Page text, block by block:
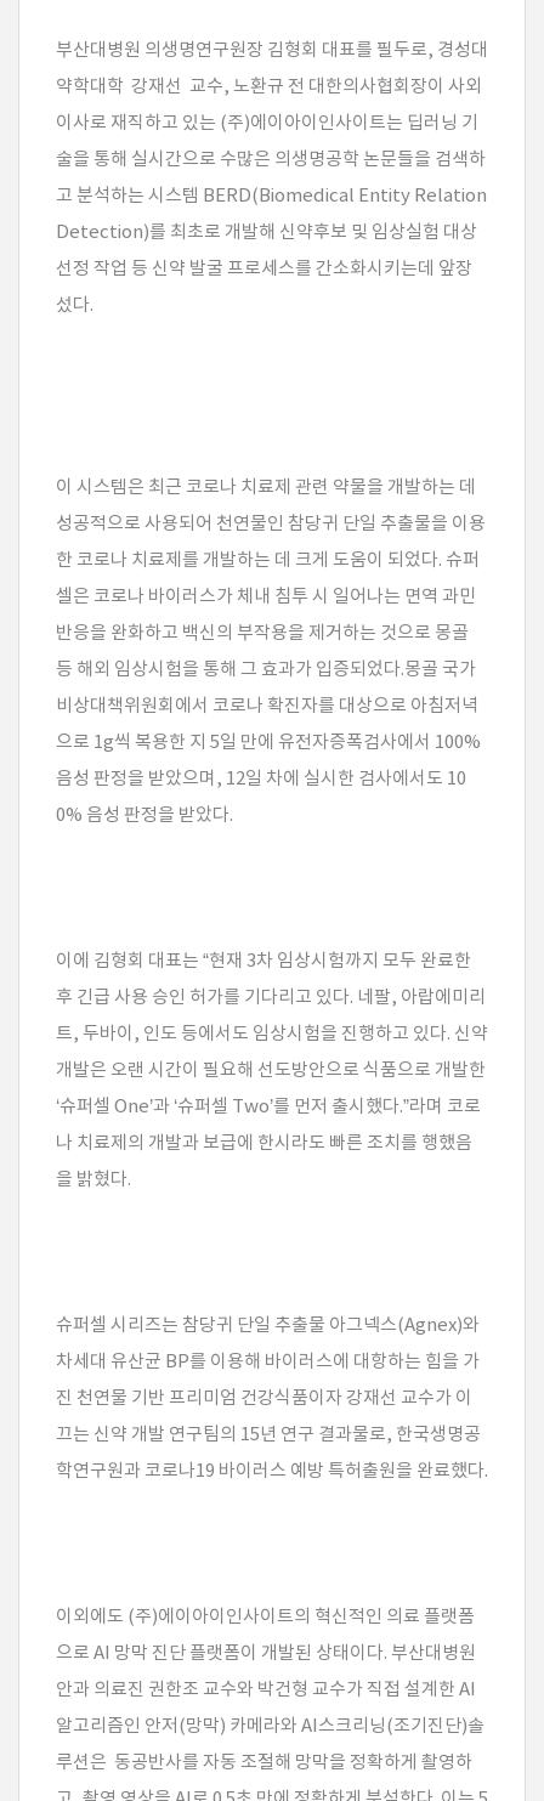
부산대병원 의생명연구원장 김형회 대표를 필두로, 경성대
약학대학 강재선 교수, 노환규 전 대한의사협회장이 사외
이사로 재직하고 있는 (주)에이아이인사이트는 딥러닝 기
술을 통해 실시간으로 수많은 의생명공학 논문들을 검색하
고 분석하는 시스템 BERD(Biomedical Entity Relation
Detection)를 최초로 개발해 신약후보 및 임상실험 대상
선정 작업 등 신약 발굴 프로세스를 간소화시키는데 앞장
섰다.
이 시스템은 최근 코로나 치료제 관련 약물을 개발하는 데
성공적으로 사용되어 천연물인 참당귀 단일 추출물을 이용
한 코로나 치료제를 개발하는 데 크게 도움이 되었다. 슈퍼
셀은 코로나 바이러스가 체내 침투 시 일어나는 면역 과민
반응을 완화하고 백신의 부작용을 제거하는 것으로 몽골
등 해외 임상시험을 통해 그 효과가 입증되었다.몽골 국가
비상대책위원회에서 코로나 확진자를 대상으로 아침저녁
으로 1g씩 복용한 지 5일 만에 유전자증폭검사에서 100%
음성 판정을 받았으며, 12일 차에 실시한 검사에서도 10
0% 음성 판정을 받았다.
이에 김형회 대표는 “현재 3차 임상시험까지 모두 완료한
후 긴급 사용 승인 허가를 기다리고 있다. 네팔, 아랍에미리
트, 두바이, 인도 등에서도 임상시험을 진행하고 있다. 신약
개발은 오랜 시간이 필요해 선도방안으로 식품으로 개발한
‘슈퍼셀 One’과 ‘슈퍼셀 Two’를 먼저 출시했다.”라며 코로
나 치료제의 개발과 보급에 한시라도 빠른 조치를 행했음
을 밝혔다.
슈퍼셀 시리즈는 참당귀 단일 추출물 아그넥스(Agnex)와
차세대 유산균 BP를 이용해 바이러스에 대항하는 힘을 가
진 천연물 기반 프리미엄 건강식품이자 강재선 교수가 이
끄는 신약 개발 연구팀의 15년 연구 결과물로, 한국생명공
학연구원과 코로나19 바이러스 예방 특허출원을 완료했다.
이외에도 (주)에이아이인사이트의 혁신적인 의료 플랫폼
으로 AI 망막 진단 플랫폼이 개발된 상태이다. 부산대병원
안과 의료진 권한조 교수와 박건형 교수가 직접 설계한 AI
알고리즘인 안저(망막) 카메라와 AI스크리닝(조기진단)솔
루션은 동공반사를 자동 조절해 망막을 정확하게 촬영하